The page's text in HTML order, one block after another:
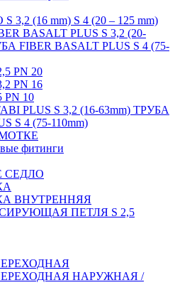
S 3,2 (16 mm) S 4 (20 – 125 mm)
BASALT PLUS S 3,2 (20-
FIBER BASALT PLUS S 4 (75-
PN 20
PN 16
PN 10
PLUS S 3,2 (16-63mm) ТРУБА
S 4 (75-110mm)
фитинги
СЕДЛО
ВНУТРЕННЯЯ
ПЕТЛЯ S 2,5
НАРУЖНАЯ /